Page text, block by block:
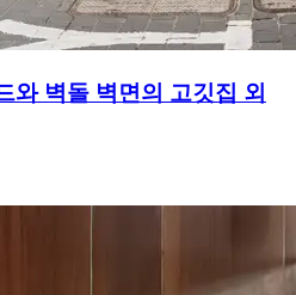
와 벽돌 벽면의 고깃집 외